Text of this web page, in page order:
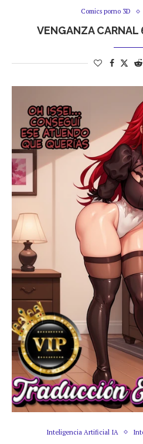
Comics porno 3D
VENGANZA CARNAL
Inteligencia Artificial IA